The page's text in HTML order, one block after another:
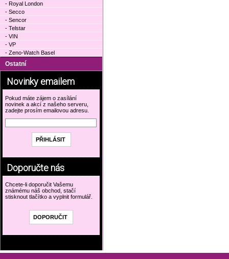
- Royal London
- Secco
- Sencor
- Telstar
- VIN
- VP
- Zeno-Watch Basel
Ostatní
Novinky emailem
Pokud máte zájem o zasílání
novinek a akcí z našeho serveru,
zadejte prosím emailovou adresu.
Doporučte nás
Chcete-li doporučit Vašemu
známému náš obchod, stačí
stisknout tlačítko a vyplnit formulář.